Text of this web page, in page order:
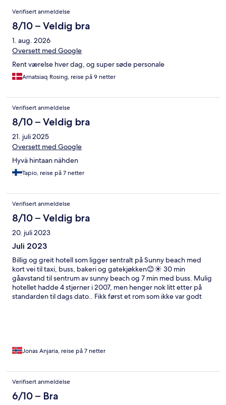
Anmeldelser
Verifisert anmeldelse
8/10 – Veldig bra
1. aug. 2026
Oversett med Google
Rent værelse hver dag, og super søde personale
Arnatsiaq Rosing, reise på 9 netter
Verifisert anmeldelse
8/10 – Veldig bra
21. juli 2025
Oversett med Google
Hyvä hintaan nähden
Tapio, reise på 7 netter
Verifisert anmeldelse
8/10 – Veldig bra
20. juli 2023
Juli 2023
Billig og greit hotell som ligger sentralt på Sunny beach med
kort vei til taxi, buss, bakeri og gatekjøkken😊☀️ 30 min
gåavstand til sentrum av sunny beach og 7 min med buss. Mulig
hotellet hadde 4 stjerner i 2007, men henger nok litt etter på
standarden til dags dato.. Fikk først et rom som ikke var godt
Jonas Anjaria, reise på 7 netter
Verifisert anmeldelse
6/10 – Bra